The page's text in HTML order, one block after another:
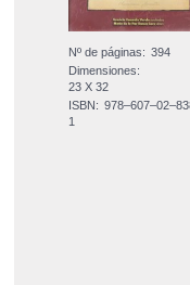
Nº de páginas: 394
Dimensiones:
23 X 32
ISBN:
1